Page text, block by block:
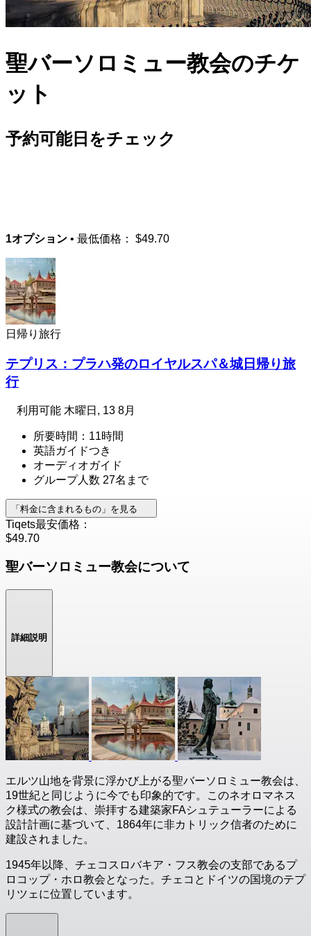
聖バーソロミュー教会のチケ
ット
予約可能日をチェック
1オプション • 最低価格： $49.70
日帰り旅行
テプリス：プラハ発のロイヤルスパ＆城日帰り旅
行
利用可能 木曜日, 13 8月
所要時間：11時間
英語ガイドつき
オーディオガイド
グループ人数 27名まで
「料金に含まれるもの」を見る
Tiqets最安価格：
$49.70
聖バーソロミュー教会について
詳細説明
エルツ山地を背景に浮かび上がる聖バーソロミュー教会は、
19世紀と同じように今でも印象的です。このネオロマネス
ク様式の教会は、崇拝する建築家FAシュテューラーによる
設計計画に基づいて、1864年に非カトリック信者のために
建設されました。
1945年以降、チェコスロバキア・フス教会の支部であるプ
ロコップ・ホロ教会となった。チェコとドイツの国境のテプ
リツェに位置しています。